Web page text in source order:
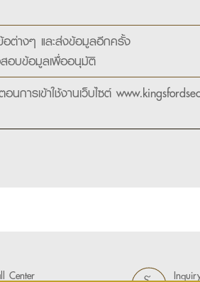
อต่างๆ และส่งข้อมูลอีกครั้ง
อบข้อมูลเพื่ออนุมัติ
นการเข้าใช้งานเว็บไซต์
Center